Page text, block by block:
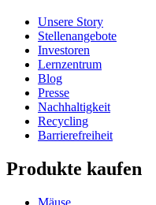
Unsere Story
Stellenangebote
Investoren
Lernzentrum
Blog
Presse
Nachhaltigkeit
Recycling
Barrierefreiheit
Produkte kaufen
Mäuse